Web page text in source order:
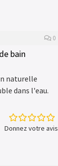
0
bain
naturelle
dans l'eau.
Donnez votre avis